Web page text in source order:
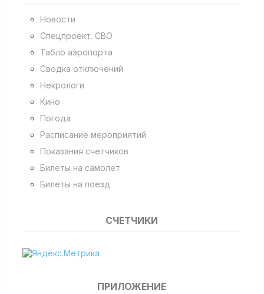
Новости
Спецпроект. СВО
Табло аэропорта
Сводка отключений
Некрологи
Кино
Погода
Расписание мероприятий
Показания счетчиков
Билеты на самолет
Билеты на поезд
СЧЕТЧИКИ
ПРИЛОЖЕНИЕ